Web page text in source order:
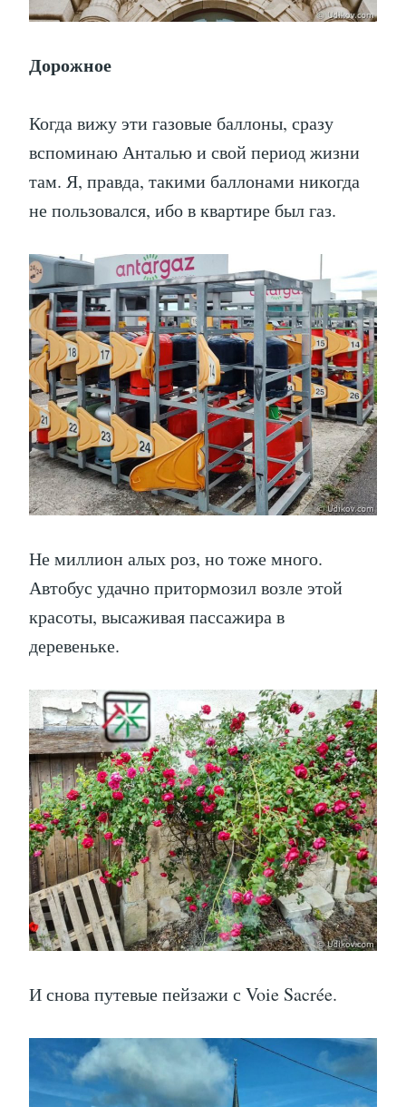
Дорожное
Когда вижу эти газовые баллоны, сразу
вспоминаю Анталью и свой период жизни
там. Я, правда, такими баллонами никогда
не пользовался, ибо в квартире был газ.
Не миллион алых роз, но тоже много.
Автобус удачно притормозил возле этой
красоты, высаживая пассажира в
деревеньке.
И снова путевые пейзажи с Voie Sacrée.